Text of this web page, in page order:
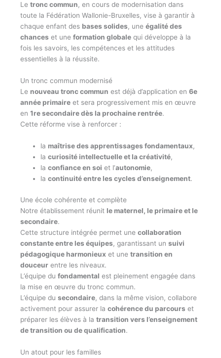
Le tronc commun, en cours de modernisation dans
toute la Fédération Wallonie-Bruxelles, vise à garantir à
chaque enfant des bases solides, une égalité des
chances et une formation globalequi développe à la
fois les savoirs, les compétences et les attitudes
essentielles à la réussite.
Un tronc commun modernisé
Le nouveau tronc commun est déjà d’application en 6e
année primaireet sera progressivement mis en œuvre
en 1re secondaire dès la prochaine rentrée.
Cette réforme vise à renforcer :
la maîtrise des apprentissages fondamentaux,
la curiosité intellectuelle et la créativité,
la confiance en soi et l’autonomie,
la continuité entre les cycles d’enseignement.
Une école cohérente et complète
Notre établissement réunit le maternel, le primaire et le
secondaire.
Cette structure intégrée permet une collaboration
constante entre les équipes, garantissant un suivi
pédagogique harmonieux et une transition en
douceurentre les niveaux.
L’équipe du fondamental est pleinement engagée dans
la mise en œuvre du tronc commun.
L’équipe du secondaire, dans la même vision, collabore
activement pour assurer la cohérence du parcours et
préparer les élèves à la transition vers l’enseignement
de transition ou de qualification.
Un atout pour les familles